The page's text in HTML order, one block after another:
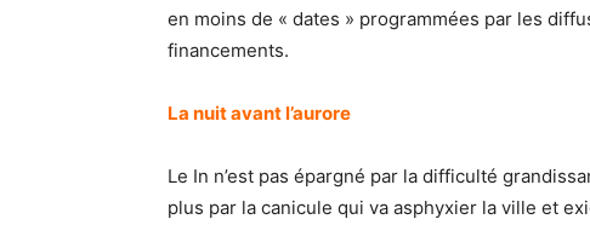
en moins de « dates » programmées par les
financements.
La nuit avant l’aurore
Le In n’est pas épargné par la difficulté
plus par la canicule qui va asphyxier la ville et